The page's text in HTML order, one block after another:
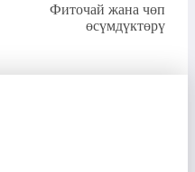
Фиточай жана чөп
өсүмдүктөрү